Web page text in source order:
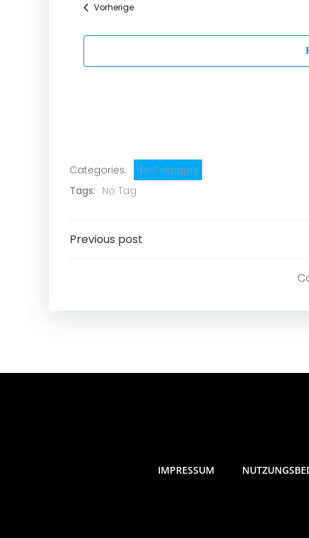
VorherigeVeranstaltungen
Categories:
No Category
Tags: No Tag
Post
Previous post
IMPRESSUM